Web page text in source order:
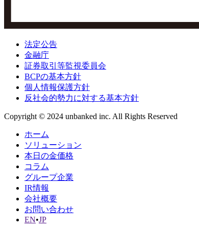
法定公告
金融庁
証券取引等監視委員会
BCPの基本方針
個人情報保護方針
反社会的勢力に対する基本方針
Copyright © 2024 unbanked inc. All Rights Reserved
ホーム
ソリューション
本日の金価格
コラム
グループ企業
IR情報
会社概要
お問い合わせ
EN•JP